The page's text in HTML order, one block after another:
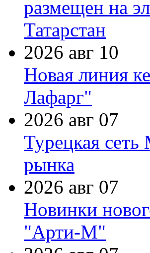
размещен на
Татарстан
2026 авг 10
Новая линия
Лафарг"
2026 авг 07
Турецкая сеть
рынка
2026 авг 07
Новинки
"Арти-М"